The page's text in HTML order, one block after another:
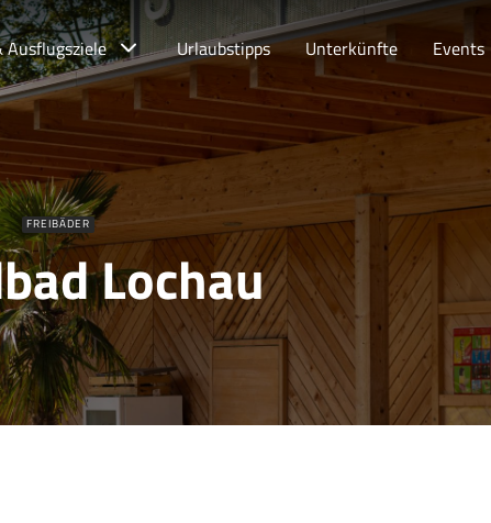
Ausflugsziele Urlaubstipps Unterkünfte Events
FREIBÄDER
Lochau